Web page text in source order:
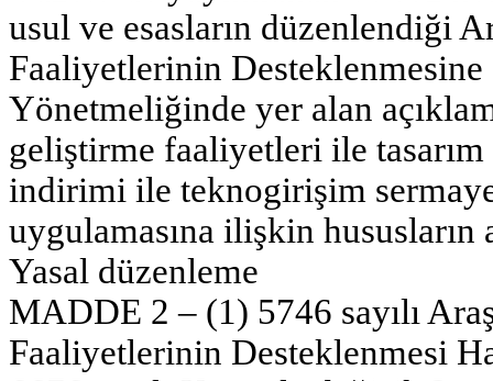
usul ve esasların düzenlendiği
Faaliyetlerinin
Yönetmeliğinde yer alan
geliştirme faaliyetleri ile
indirimi ile teknogirişim
uygulamasına ilişkin hususların
Yasal düzenleme
MADDE 2 – (1) 5746 sayılı
Faaliyetlerinin Desteklenmesi